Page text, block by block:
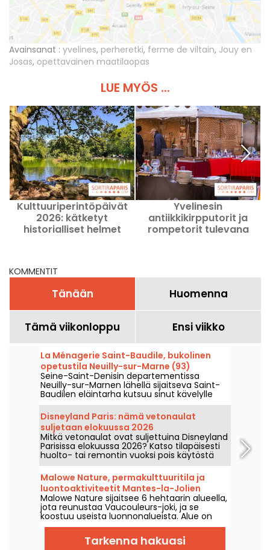
Avainsanat : yvelines, perheretki, ferme de viltain, Jouy en
Josas, opettavainen maatilaopas
LUE MYÖS ...
Kulttuuriperintöpäivät
2026: kätketyt
historialliset helmet
Yvelinesin
antiikkikirpputorit ja
rompetorit tulevana
KOMMENTIT
Tänään Huomenna
Tämä viikonloppu Ensi viikko
La Ménagerie Saint-Baudile, bukolinen
opetustila Neuilly-sur-Marne (93)
Seine-Saint-Denisin departementissa
Neuilly-sur-Marnen lähellä sijaitseva Saint-
Baudilen eläintarha kutsuu sinut kävelylle
maaseudulle ja tutustumaan sen asukkaisiin.
Disneyland Paris: nämä vetonaulat
suljetaan elokuussa 2026
Mitkä vetonaulat ovat suljettuina Disneyland
Parisissa elokuussa 2026? Katso tilapäisesti
huolto- tai remontin vuoksi pois käytöstä
olevien vetonaulojen lista, jotta voit
suunnitella vierailusi Disney-puistoihin.
Malowe Nature, permakulttuuritila ja
luontoaktiviteetit Mantes-la-Jolien
lähellä (78)
Malowe Nature sijaitsee 6 hehtaarin alueella,
jota reunustaa Vaucouleurs-joki, ja se
koostuu useista luonnonalueista. Alue on
suunniteltu niin, että voit viihtyä siellä
mukavasti, olitpa sitten yksin, perheen
kanssa tai ryhmässä.
Tarkenna hakuasi